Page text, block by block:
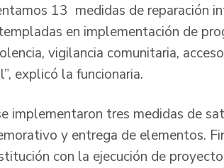
13 medidas de reparación
en implementación de
vigilancia comunitaria,
explicó la funcionaria.
implementaron tres medidas de
y entrega de elementos.
con la ejecución de